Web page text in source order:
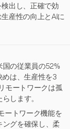
出し、正確で効
産性の向上とAIに
国の従業員の52%
は、生産性を3
モートワークは孤
します。
ートワーク機能を
グを確保し、柔